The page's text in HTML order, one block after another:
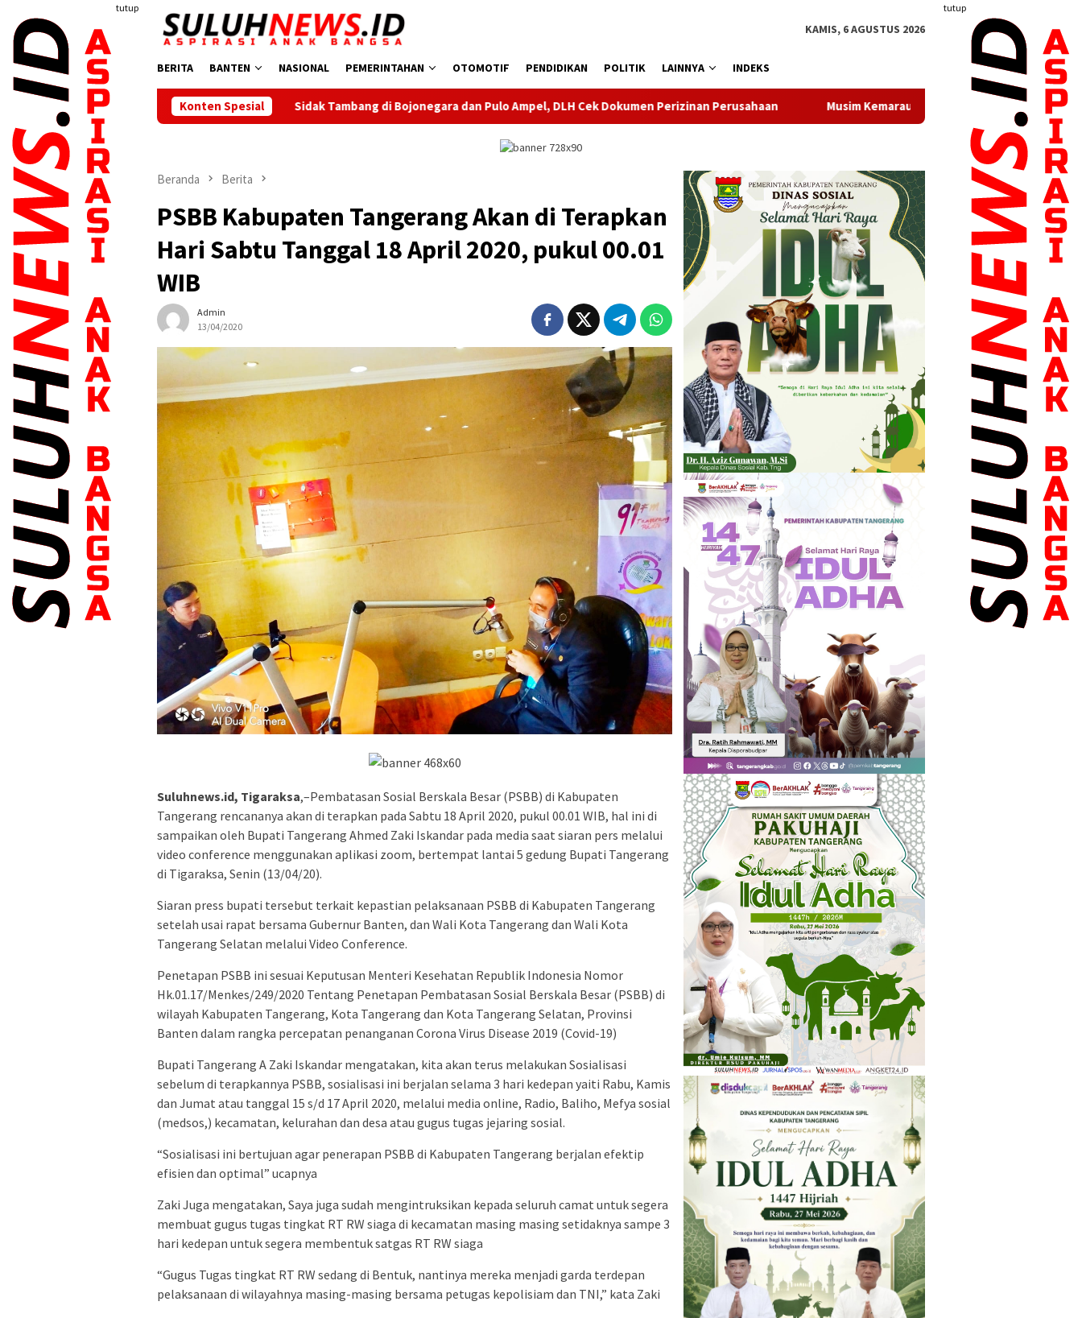
konten
tutup tutup
KAMIS, 6 AGUSTUS 2026
BERITA BANTEN NASIONAL PEMERINTAHAN OTOMOTIF PENDIDIKAN POLITIK LAINNYA INDEKS
Konten Spesial
Sidak Tambang di Bojonegara dan Pulo Ampel, DLH Cek Dokumen Perizinan Perusahaan Musim Kemarau, Perumda TB Kota Tangerang Pastikan Pasokan Air
Beranda Berita
PSBB Kabupaten Tangerang Akan di Terapkan
Hari Sabtu Tanggal 18 April 2020, pukul 00.01
WIB
Admin
13/04/2020
Suluhnews.id, Tigaraksa,–Pembatasan Sosial Berskala Besar (PSBB) di Kabupaten
Tangerang rencananya akan di terapkan pada Sabtu 18 April 2020, pukul 00.01 WIB, hal ini di
sampaikan oleh Bupati Tangerang Ahmed Zaki Iskandar pada media saat siaran pers melalui
video conference menggunakan aplikasi zoom, bertempat lantai 5 gedung Bupati Tangerang
di Tigaraksa, Senin (13/04/20).
Siaran press bupati tersebut terkait kepastian pelaksanaan PSBB di Kabupaten Tangerang
setelah usai rapat bersama Gubernur Banten, dan Wali Kota Tangerang dan Wali Kota
Tangerang Selatan melalui Video Conference.
Penetapan PSBB ini sesuai Keputusan Menteri Kesehatan Republik Indonesia Nomor
Hk.01.17/Menkes/249/2020 Tentang Penetapan Pembatasan Sosial Berskala Besar (PSBB) di
wilayah Kabupaten Tangerang, Kota Tangerang dan Kota Tangerang Selatan, Provinsi
Banten dalam rangka percepatan penanganan Corona Virus Disease 2019 (Covid-19)
Bupati Tangerang A Zaki Iskandar mengatakan, kita akan terus melakukan Sosialisasi
sebelum di terapkannya PSBB, sosialisasi ini berjalan selama 3 hari kedepan yaiti Rabu, Kamis
dan Jumat atau tanggal 15 s/d 17 April 2020, melalui media online, Radio, Baliho, Mefya sosial
(medsos,) kecamatan, kelurahan dan desa atau gugus tugas jejaring sosial.
“Sosialisasi ini bertujuan agar penerapan PSBB di Kabupaten Tangerang berjalan efektip
efisien dan optimal” ucapnya
Zaki Juga mengatakan, Saya juga sudah mengintruksikan kepada seluruh camat untuk segera
membuat gugus tugas tingkat RT RW siaga di kecamatan masing masing setidaknya sampe 3
hari kedepan untuk segera membentuk satgas RT RW siaga
“Gugus Tugas tingkat RT RW sedang di Bentuk, nantinya mereka menjadi garda terdepan
pelaksanaan di wilayahnya masing-masing bersama petugas kepolisiam dan TNI,” kata Zaki